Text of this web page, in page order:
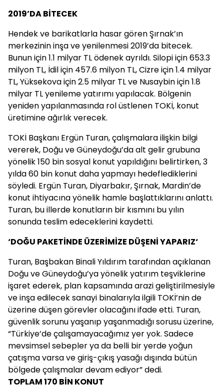
2019’DA BİTECEK
Hendek ve barikatlarla hasar gören Şırnak’ın
merkezinin inşa ve yenilenmesi 2019’da bitecek.
Bunun için 1.1 milyar TL ödenek ayrıldı. Silopi için 653.3
milyon TL, İdil için 457.6 milyon TL, Cizre için 1.4 milyar
TL, Yüksekova için 2.5 milyar TL ve Nusaybin için 1.8
milyar TL yenileme yatırımı yapılacak. Bölgenin
yeniden yapılanmasında rol üstlenen TOKİ, konut
üretimine ağırlık verecek.
TOKİ Başkanı Ergün Turan, çalışmalara ilişkin bilgi
vererek, Doğu ve Güneydoğu’da alt gelir grubuna
yönelik 150 bin sosyal konut yapıldığını belirtirken, 3
yılda 60 bin konut daha yapmayı hedeflediklerini
söyledi. Ergün Turan, Diyarbakır, Şırnak, Mardin’de
konut ihtiyacına yönelik hamle başlattıklarını anlattı.
Turan, bu illerde konutların bir kısmını bu yılın
sonunda teslim edeceklerini kaydetti.
‘DOĞU PAKETİNDE ÜZERİMİZE DÜŞENİ YAPARIZ‘
Turan, Başbakan Binali Yıldırım tarafından açıklanan
Doğu ve Güneydoğu’ya yönelik yatırım teşviklerine
işaret ederek, plan kapsamında arazi geliştirilmesiyle
ve inşa edilecek sanayi binalarıyla ilgili TOKİ’nin de
üzerine düşen görevler olacağını ifade etti. Turan,
güvenlik sorunu yaşanıp yaşanmadığı sorusu üzerine,
“Türkiye’de çalışamayacağımız yer yok. Sadece
mevsimsel sebepler ya da belli bir yerde yoğun
çatışma varsa ve giriş-çıkış yasağı dışında bütün
bölgede çalışmalar devam ediyor” dedi.
TOPLAM 170 BİN KONUT